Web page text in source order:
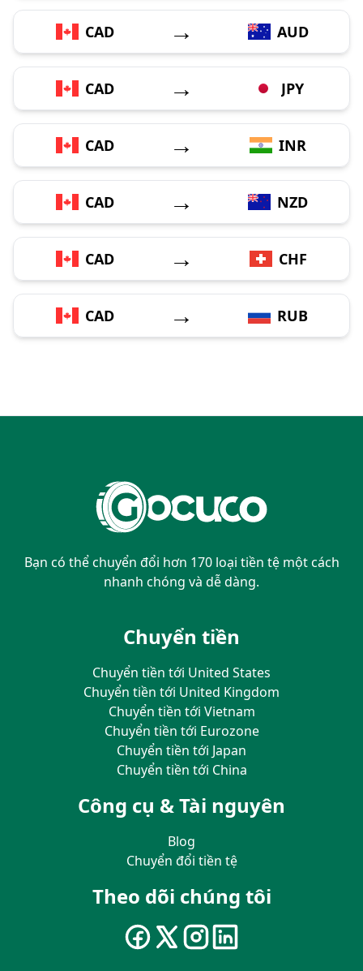
CAD → AUD
CAD → JPY
CAD → INR
CAD → NZD
CAD → CHF
CAD → RUB
Bạn có thể chuyển đổi hơn 170 loại tiền tệ một cách
nhanh chóng và dễ dàng.
Chuyển tiền
Chuyển tiền tới United States
Chuyển tiền tới United Kingdom
Chuyển tiền tới Vietnam
Chuyển tiền tới Eurozone
Chuyển tiền tới Japan
Chuyển tiền tới China
Công cụ & Tài nguyên
Blog
Chuyển đổi tiền tệ
Theo dõi chúng tôi